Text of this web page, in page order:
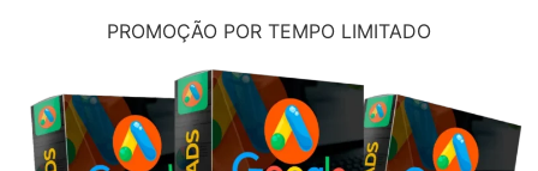
PROMOÇÃO POR TEMPO LIMITADO